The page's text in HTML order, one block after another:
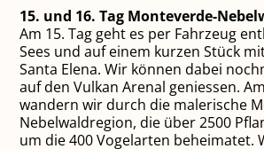
15. und 16. Tag Monteverde-
Am 15. Tag geht es per Fahrzeug
Sees und auf einem kurzen Stück
Santa Elena. Wir können dabei
auf den Vulkan Arenal geniessen.
wandern wir durch die malerische
Nebelwaldregion, die über 2500
um die 400 Vogelarten beheimatet.